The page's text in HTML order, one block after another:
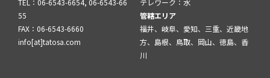
TEL：06-6543-6654, 06-6543-66
55
FAX：06-6543-6660
info[at]tatosa.com
テレワーク：水
管轄エリア
福井、岐阜、愛知、三重、近畿地
方、島根、鳥取、岡山、徳島、香
川